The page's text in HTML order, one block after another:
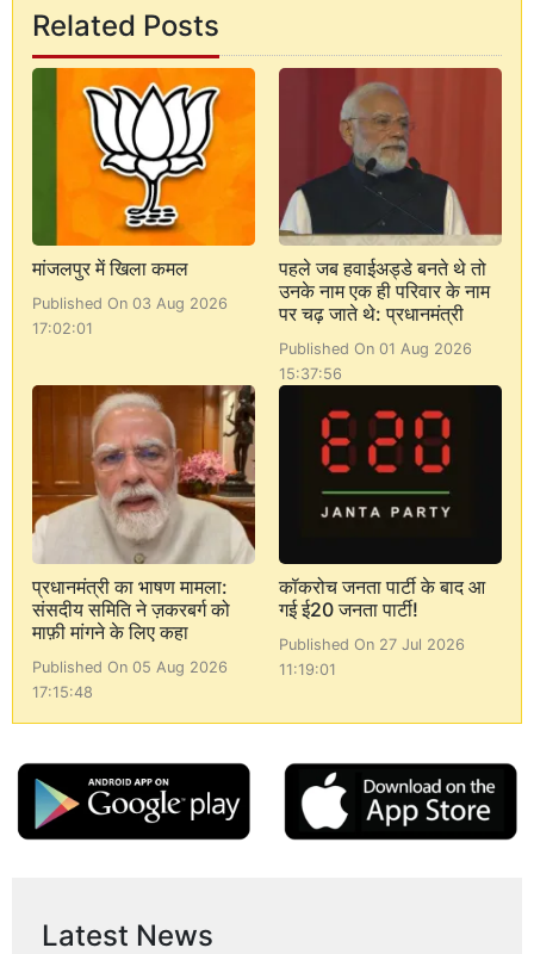
Related Posts
मांजलपुर में खिला कमल
Published On 03 Aug 2026
17:02:01
पहले जब हवाईअड्डे बनते थे तो
उनके नाम एक ही परिवार के नाम
पर चढ़ जाते थे: प्रधानमंत्री
Published On 01 Aug 2026
15:37:56
प्रधानमंत्री का भाषण मामला:
संसदीय समिति ने ज़करबर्ग को
माफ़ी मांगने के लिए कहा
Published On 05 Aug 2026
17:15:48
कॉकरोच जनता पार्टी के बाद आ
गई ई20 जनता पार्टी!
Published On 27 Jul 2026
11:19:01
Latest News